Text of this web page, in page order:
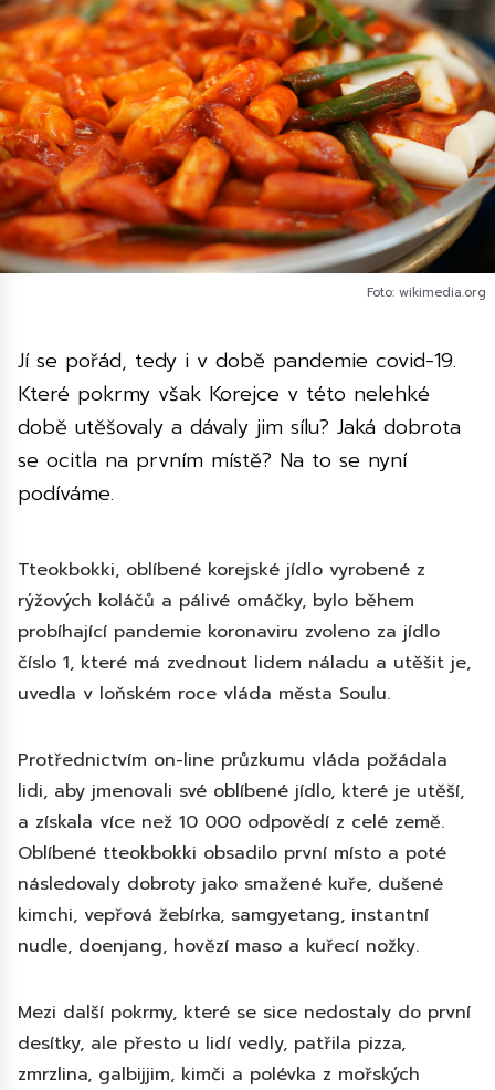
Foto: wikimedia.org
Jí se pořád, tedy i v době pandemie covid-19.
Které pokrmy však Korejce v této nelehké
době utěšovaly a dávaly jim sílu? Jaká dobrota
se ocitla na prvním místě? Na to se nyní
podíváme.
Tteokbokki, oblíbené korejské jídlo vyrobené z
rýžových koláčů a pálivé omáčky, bylo během
probíhající pandemie koronaviru zvoleno za jídlo
číslo 1, které má zvednout lidem náladu a utěšit je,
uvedla v loňském roce vláda města Soulu.
Protřednictvím on-line průzkumu vláda požádala
lidi, aby jmenovali své oblíbené jídlo, které je utěší,
a získala více než 10 000 odpovědí z celé země.
Oblíbené tteokbokki obsadilo první místo a poté
následovaly dobroty jako smažené kuře, dušené
kimchi, vepřová žebírka, samgyetang, instantní
nudle, doenjang, hovězí maso a kuřecí nožky.
Mezi další pokrmy, které se sice nedostaly do první
desítky, ale přesto u lidí vedly, patřila pizza,
zmrzlina, galbijjim, kimči a polévka z mořských